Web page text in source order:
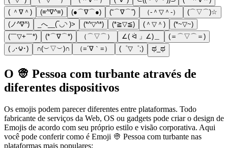
( ＾∇＾)
(≡^∇^≡) (●⌒∇⌒●) (“⌒∇⌒”) （‐＾▽＾‐）
(⌒▽⌒)☆
(ノ^∇^)
_へ__(‾◡◝ )> (*^▽^*) (*≧▽≦) (＾▽＾)
(*~▽~)
(￣▽+￣*)
(*⌒∇⌒*) （⌒▽⌒） ∠( ᐛ 」∠)＿
(＝⌒▽⌒＝)
( ◞･౪･)
∩(︶▽︶)∩ （=´∇｀=） (゜▽゜;) ಥ_ಥ
O 👳 Pessoa com turbante através de
diferentes dispositivos
Os emojis podem parecer diferentes entre plataformas. Todo
fabricante de serviços da Web, OS ou gadgets pode criar o design de
Emojis de acordo com seu próprio estilo e visão corporativa. Aqui
você pode conferir como é Emoji 👳 Pessoa com turbante nas
plataformas mais populares: